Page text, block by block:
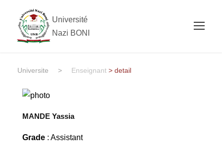
Université
Nazi BONI
Universite > Enseignant > detail
MANDE Yassia
Grade: Assistant